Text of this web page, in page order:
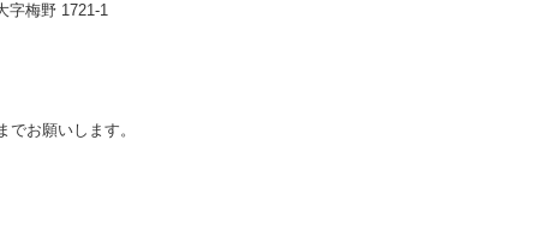
字梅野 1721-1
お願いします。